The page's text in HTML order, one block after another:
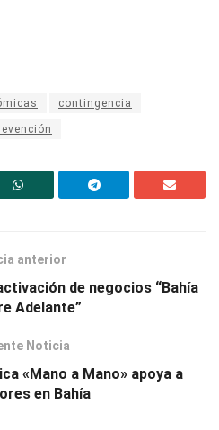
contingencia
anterior
de negocios “Bahía
Adelante”
Noticia
«Mano a Mano» apoya a
en Bahía